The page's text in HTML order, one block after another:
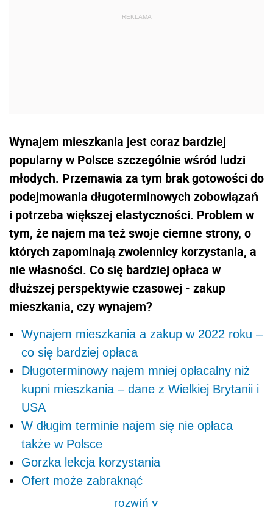
Wynajem mieszkania jest coraz bardziej
popularny w Polsce szczególnie wśród ludzi
młodych. Przemawia za tym brak gotowości do
podejmowania długoterminowych zobowiązań
i potrzeba większej elastyczności. Problem w
tym, że najem ma też swoje ciemne strony, o
których zapominają zwolennicy korzystania, a
nie własności. Co się bardziej opłaca w
dłuższej perspektywie czasowej - zakup
mieszkania, czy wynajem?
Wynajem mieszkania a zakup w 2022 roku –
co się bardziej opłaca
Długoterminowy najem mniej opłacalny niż
kupni mieszkania – dane z Wielkiej Brytanii i
USA
W długim terminie najem się nie opłaca
także w Polsce
Gorzka lekcja korzystania
Ofert może zabraknąć
rozwiń>